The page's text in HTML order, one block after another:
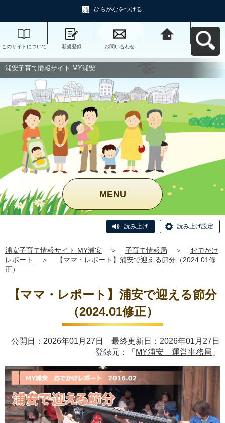
ひらがなをつける
このサイトについて 新規登録 お問い合わせ
浦安子育て情報サイト MY浦安
MENU
読み上げ 読み上げ設定
浦安子育て情報サイト MY浦安 ＞ 子育て情報局 ＞
おでかけ
レポート
＞
【ママ・レポート】浦安で迎える節分（2024.01修
正）
【ママ・レポート】浦安で迎える節分
（2024.01修正）
公開日：2026年01月27日 最終更新日：2026年01月27日
登録元：「 MY浦安 運営事務局 」